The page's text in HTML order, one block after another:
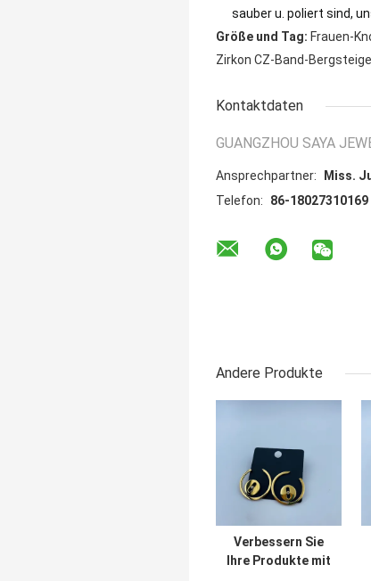
sauber u. poliert sind,
Größe und Tag: Frauen-
Zirkon CZ-Band-
Kontaktdaten
GUANGZHOU SAYA
Ansprechpartner:
Miss.
Telefon:
86-18027310169
Andere Produkte
Verbessern Sie
Ihre Produkte mit